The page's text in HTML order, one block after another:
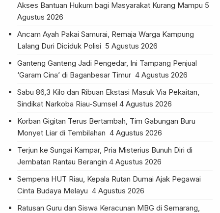
Akses Bantuan Hukum bagi Masyarakat Kurang Mampu 5
Agustus 2026
Ancam Ayah Pakai Samurai, Remaja Warga Kampung
Lalang Duri Diciduk Polisi 5 Agustus 2026
Ganteng Ganteng Jadi Pengedar, Ini Tampang Penjual
‘Garam Cina’ di Baganbesar Timur 4 Agustus 2026
Sabu 86,3 Kilo dan Ribuan Ekstasi Masuk Via Pekaitan,
Sindikat Narkoba Riau-Sumsel 4 Agustus 2026
Korban Gigitan Terus Bertambah, Tim Gabungan Buru
Monyet Liar di Tembilahan 4 Agustus 2026
Terjun ke Sungai Kampar, Pria Misterius Bunuh Diri di
Jembatan Rantau Berangin 4 Agustus 2026
Sempena HUT Riau, Kepala Rutan Dumai Ajak Pegawai
Cinta Budaya Melayu 4 Agustus 2026
Ratusan Guru dan Siswa Keracunan MBG di Semarang,